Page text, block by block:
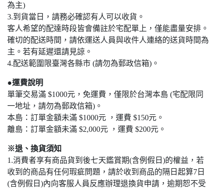
為主)
3.到貨當日，請務必確認有人可以收貨。
客人希望的配達時段皆會備註於宅配單上，僅能盡量安排。
確切的配送時間，請依運送人員與收件人連絡的送貨時間為
主。若有延遲還請見諒。
4.配送範圍限臺灣各縣市 (請勿為郵政信箱)。
●運費說明
單筆交易滿 $1000元，免運費，僅限於台灣本島 (宅配限同
一地址，請勿為郵政信箱)。
本島：訂單金額未滿 $1000元 ，運費 $150元。
離島：訂單金額未滿 $2,000元 ，運費 $200元。
※退、換貨須知
1.消費者享有商品貨到後七天鑑賞期(含例假日)的權益，若
收到的商品有任何瑕疵問題，請於收到商品的隔日起算7日
(含例假日)內向客服人員反應辦理退換貨申請，逾期恕不受